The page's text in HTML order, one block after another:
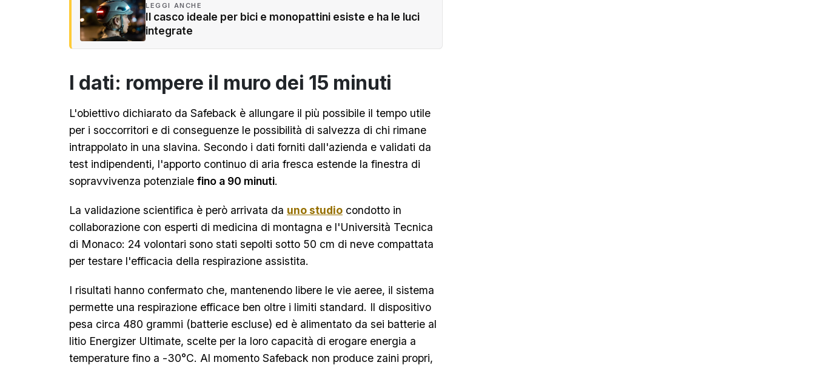
LEGGI ANCHE
Il casco ideale per bici e monopattini esiste e ha le luci
integrate
I dati: rompere il muro dei 15 minuti
L'obiettivo dichiarato da Safeback è allungare il più possibile il tempo utile
per i soccorritori e di conseguenze le possibilità di salvezza di chi rimane
intrappolato in una slavina. Secondo i dati forniti dall'azienda e validati da
test indipendenti, l'apporto continuo di aria fresca estende la finestra di
sopravvivenza potenziale fino a 90 minuti.
La validazione scientifica è però arrivata da uno studio condotto in
collaborazione con esperti di medicina di montagna e l'Università Tecnica
di Monaco: 24 volontari sono stati sepolti sotto 50 cm di neve compattata
per testare l'efficacia della respirazione assistita.
I risultati hanno confermato che, mantenendo libere le vie aeree, il sistema
permette una respirazione efficace ben oltre i limiti standard. Il dispositivo
pesa circa 480 grammi (batterie escluse) ed è alimentato da sei batterie al
litio Energizer Ultimate, scelte per la loro capacità di erogare energia a
temperature fino a -30°C. Al momento Safeback non produce zaini propri,